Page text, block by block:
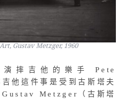
Gustav Metzger, 1960
摔吉他的樂手 Pete
他這件事是受到古斯塔夫
Gustav Metzger（古斯塔